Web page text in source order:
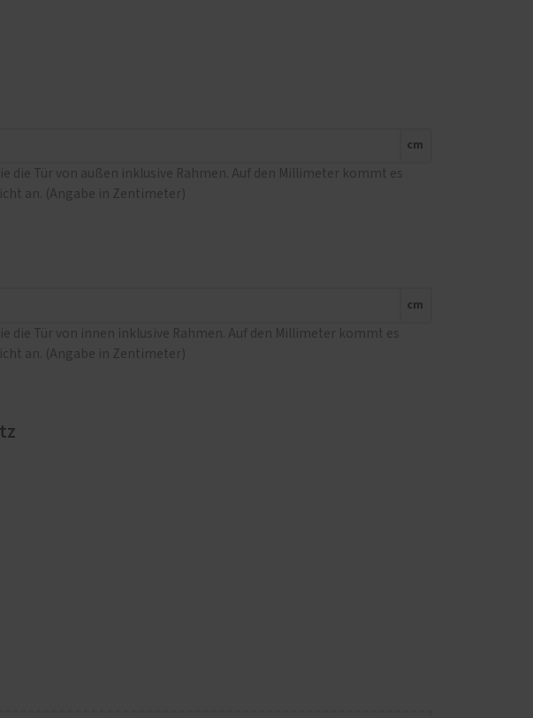
cm
die Tür von außen inklusive Rahmen. Auf den Millimeter kommt es
an. (Angabe in Zentimeter)
cm
die Tür von innen inklusive Rahmen. Auf den Millimeter kommt es
an. (Angabe in Zentimeter)